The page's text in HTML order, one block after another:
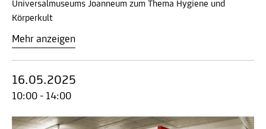
Universalmuseums Joanneum zum Thema Hygiene und
Körperkult
Mehr anzeigen
16.05.2025
10:00 - 14:00